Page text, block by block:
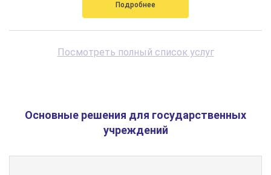
Подробнее
Посмотреть полный список услуг
Основные решения для государственных
учреждений